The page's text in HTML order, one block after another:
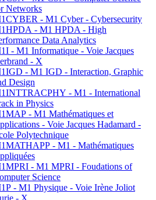
Networks
- M1 Cyber - Cybersecurity
- M1 HPDA - High
Data Analytics
- M1 Informatique - Voie Jacques
- X
- M1 IGD - Interaction, Graphic
Design
- M1 - International
in Physics
- M1 Mathématiques et
- Voie Jacques Hadamard -
Polytechnique
- M1 - Mathématiques
- M1 MPRI - Foudations of
Science
- M1 Physique - Voie Irène Joliot
- X